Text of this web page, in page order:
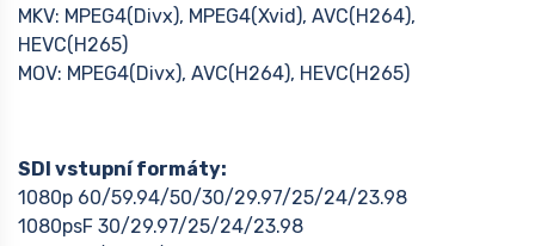
MKV: MPEG4(Divx), MPEG4(Xvid), AVC(H264),
HEVC(H265)
MOV: MPEG4(Divx), AVC(H264), HEVC(H265)
SDI vstupní formáty:
1080p 60/59.94/50/30/29.97/25/24/23.98
1080psF 30/29.97/25/24/23.98